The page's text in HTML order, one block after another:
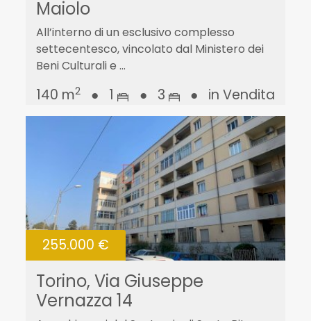
Maiolo
All’interno di un esclusivo complesso
settecentesco, vincolato dal Ministero dei
Beni Culturali e ...
140 m2 ● 1 ● 3 ● in Vendita
255.000 €
Torino, Via Giuseppe
Vernazza 14